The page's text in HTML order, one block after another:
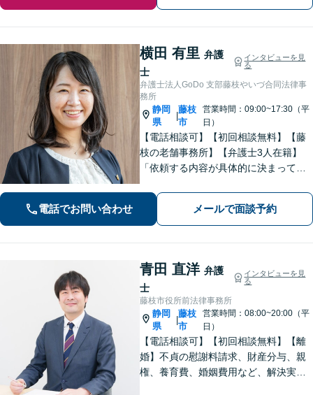
横田 有里 弁護
士
インタビューを見
る
弁護士法人GoDo 支部藤枝やいづ合同法律事
務所
静岡
県
|
藤枝
市
営業時間：09:00~17:30（平
日）
【電話相談可】【初回相談無料】【藤
枝の老舗事務所】【弁護士3人在籍】
「依頼する内容が具体的に決まってい
い」という方もまずはご相談くださ
い。相続遺言、離婚問題、交通事故、
借金問題、債権回収など【夜間休日応
相談】
電話でお問い合わせ メールで面談予約
青田 直洋 弁護
士
インタビューを見
る
藤枝市役所前法律事務所
静岡
県
|
藤枝
市
営業時間：08:00~20:00（平
日）
【電話相談可】【初回相談無料】【離
婚】不貞の慰謝料請求、財産分与、親
権、養育費、婚姻費用など、解決実績